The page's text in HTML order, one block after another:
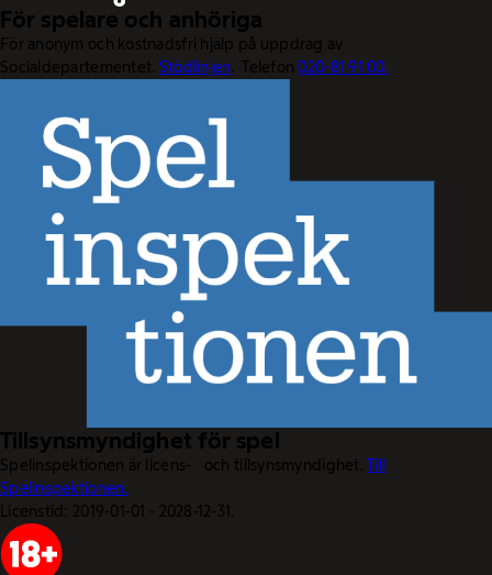
För spelare och anhöriga
För anonym och kostnadsfri hjälp på uppdrag av
Socialdepartementet. Stödlinjen. Telefon020-81 91 00.
Tillsynsmyndighet för spel
Spelinspektionen är licens- och tillsynsmyndighet.Till
Spelinspektionen.
Licenstid: 2019-01-01 - 2028-12-31.